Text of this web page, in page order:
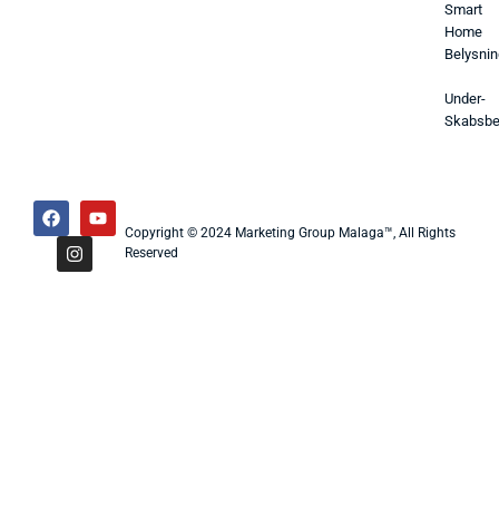
Smart
Home
Under-
Copyright © 2024 Marketing Group Malaga™, All Rights
Reserved